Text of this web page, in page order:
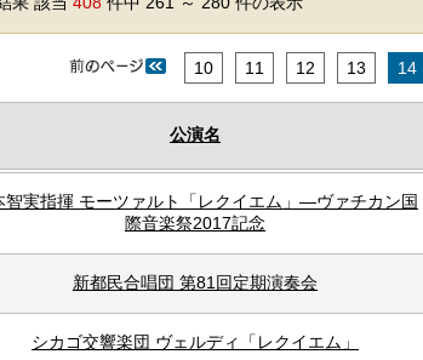
10 11 12 13 14
公演名
智実指揮 モーツァルト「レクイエム」―ヴァチカン国
際音楽祭2017記念
新都民合唱団 第81回定期演奏会
シカゴ交響楽団 ヴェルディ「レクイエム」